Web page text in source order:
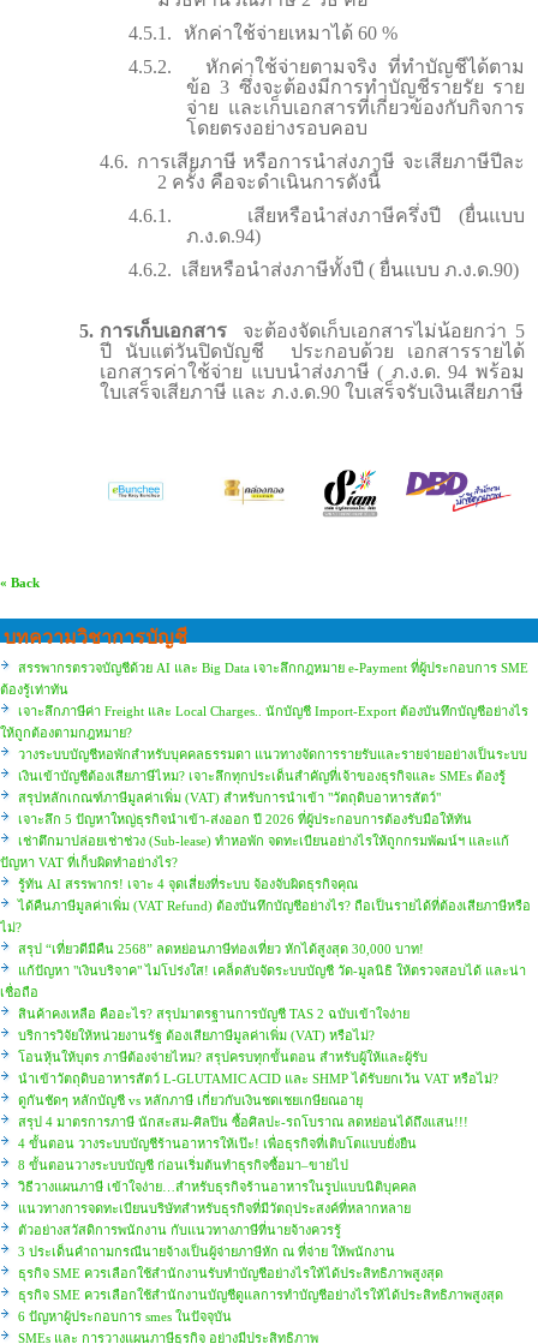
4.5.1.
หักค่าใช้จ่ายเหมาได้ 60%
4.5.2.
หักค่าใช้จ่ายตามจริง ที่ทำบัญชีได้ตาม
ข้อ 3 ซึ่งจะต้องมีการทำบัญชีรายรัย ราย
จ่าย และเก็บเอกสารที่เกี่ยวข้องกับกิจการ
โดยตรงอย่างรอบคอบ
4.6. การเสียภาษี หรือการนำส่งภาษี จะเสียภาษีปีละ
2 ครั้ง คือจะดำเนินการดังนี้
4.6.1.
เสียหรือนำส่งภาษีครึ่งปี (ยื่นแบบ
ภ.ง.ด.94)
4.6.2. เสียหรือนำส่งภาษีทั้งปี ( ยื่นแบบ ภ.ง.ด.90)
5. การเก็บเอกสาร
จะต้องจัดเก็บเอกสารไม่น้อยกว่า 5
ปี นับแต่วันปิดบัญชี ประกอบด้วย เอกสารรายได้
เอกสารค่าใช้จ่าย แบบนำส่งภาษี ( ภ.ง.ด. 94 พร้อม
ใบเสร็จเสียภาษี และ ภ.ง.ด.90 ใบเสร็จรับเงินเสียภาษี
« Back
บทความวิชาการบัญชี
สรรพากรตรวจบัญชีด้วย AI และ Big Data เจาะลึกกฎหมาย e-Payment ที่ผู้ประกอบการ SME
ต้องรู้เท่าทัน
เจาะลึกภาษีค่า Freight และ Local Charges.. นักบัญชี Import-Export ต้องบันทึกบัญชีอย่างไร
ให้ถูกต้องตามกฎหมาย?
วางระบบบัญชีหอพักสำหรับบุคคลธรรมดา แนวทางจัดการรายรับและรายจ่ายอย่างเป็นระบบ
เงินเข้าบัญชีต้องเสียภาษีไหม? เจาะลึกทุกประเด็นสำคัญที่เจ้าของธุรกิจและ SMEs ต้องรู้
สรุปหลักเกณฑ์ภาษีมูลค่าเพิ่ม (VAT) สำหรับการนำเข้า "วัตถุดิบอาหารสัตว์"
เจาะลึก 5 ปัญหาใหญ่ธุรกิจนำเข้า-ส่งออก ปี 2026 ที่ผู้ประกอบการต้องรับมือให้ทัน
เช่าตึกมาปล่อยเช่าช่วง (Sub-lease) ทำหอพัก จดทะเบียนอย่างไรให้ถูกกรมพัฒน์ฯ และแก้
ปัญหา VAT ที่เก็บผิดทำอย่างไร?
รู้ทัน AI สรรพากร! เจาะ 4 จุดเสี่ยงที่ระบบ จ้องจับผิดธุรกิจคุณ
ได้คืนภาษีมูลค่าเพิ่ม (VAT Refund) ต้องบันทึกบัญชีอย่างไร? ถือเป็นรายได้ที่ต้องเสียภาษีหรือ
ไม่?
สรุป “เที่ยวดีมีคืน 2568” ลดหย่อนภาษีท่องเที่ยว หักได้สูงสุด 30,000 บาท!
แก้ปัญหา "เงินบริจาค" ไม่โปร่งใส! เคล็ดลับจัดระบบบัญชี วัด-มูลนิธิ ให้ตรวจสอบได้ และน่า
เชื่อถือ
สินค้าคงเหลือ คืออะไร? สรุปมาตรฐานการบัญชี TAS 2 ฉบับเข้าใจง่าย
บริการวิจัยให้หน่วยงานรัฐ ต้องเสียภาษีมูลค่าเพิ่ม (VAT) หรือไม่?
โอนหุ้นให้บุตร ภาษีต้องจ่ายไหม? สรุปครบทุกขั้นตอน สำหรับผู้ให้และผู้รับ
นำเข้าวัตถุดิบอาหารสัตว์ L-GLUTAMIC ACID และ SHMP ได้รับยกเว้น VAT หรือไม่?
ดูกันชัดๆ หลักบัญชี vs หลักภาษี เกี่ยวกับเงินชดเชยเกษียณอายุ
สรุป 4 มาตรการภาษี นักสะสม-ศิลปิน ซื้อศิลปะ-รถโบราณ ลดหย่อนได้ถึงแสน!!!
4 ขั้นตอน วางระบบบัญชีร้านอาหารให้เป๊ะ! เพื่อธุรกิจที่เติบโตแบบยั่งยืน
8 ขั้นตอนวางระบบบัญชี ก่อนเริ่มต้นทำธุรกิจซื้อมา–ขายไป
วิธีวางแผนภาษี เข้าใจง่าย…สำหรับธุรกิจร้านอาหารในรูปแบบนิติบุคคล
แนวทางการจดทะเบียนบริษัทสำหรับธุรกิจที่มีวัตถุประสงค์ที่หลากหลาย
ตัวอย่างสวัสดิการพนักงาน กับแนวทางภาษีที่นายจ้างควรรู้
3 ประเด็นคำถามกรณีนายจ้างเป็นผู้จ่ายภาษีหัก ณ ที่จ่าย ให้พนักงาน
ธุรกิจ SME ควรเลือกใช้สำนักงานรับทำบัญชีอย่างไรให้ได้ประสิทธิภาพสูงสุด
ธุรกิจ SME ควรเลือกใช้สำนักงานบัญชีดูแลการทำบัญชีอย่างไรให้ได้ประสิทธิภาพสูงสุด
6 ปัญหาผู้ประกอบการ smes ในปัจจุบัน
SMEs และ การวางแผนภาษีธุรกิจ อย่างมีประสิทธิภาพ